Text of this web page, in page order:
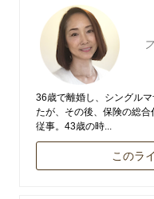
36歳で離婚し、シングル
たが、その後、保険の総
従事。43歳の時...
このラ